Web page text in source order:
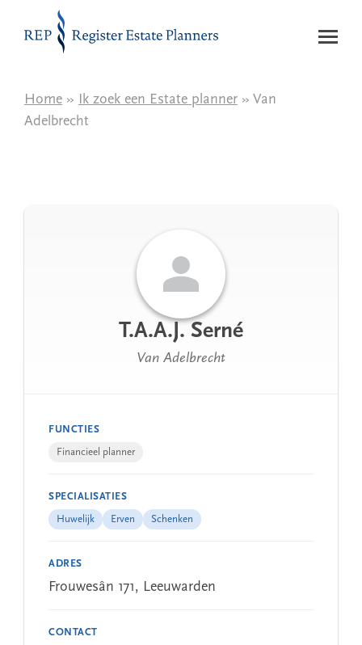
Naar de inhoud
Home » Ik zoek een Estate planner » Van
Adelbrecht
T.A.A.J. Serné
Van Adelbrecht
FUNCTIES
Financieel planner
SPECIALISATIES
Huwelijk Erven Schenken
ADRES
Frouwesân 171, Leeuwarden
CONTACT